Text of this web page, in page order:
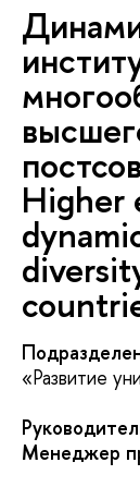
Higher
«Развитие
Менеджер